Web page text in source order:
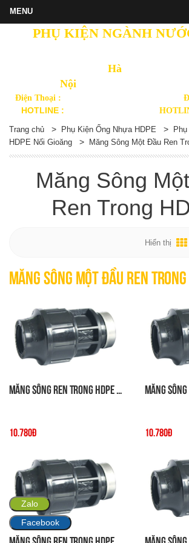
PHỤ KIỆN NGÀNH
Hà
Nội
Điện Thoại :
HOTLINE :
Trang chủ > Phụ Kiện Ống Nhựa HDPE >
HDPE Nối Gioăng > Măng Sông Một Đầu Ren
Măng Sông
Ren Trong
Hiển thị
Măng Sông Một Đầu Ren Trong
10.780đ 10.780đ
Zalo
Facebook